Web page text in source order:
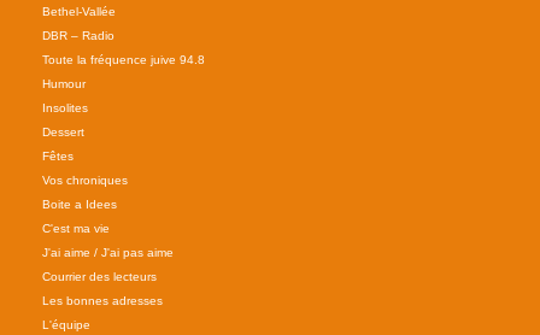
Bethel-Vallée
DBR – Radio
Toute la fréquence juive 94.8
Humour
Insolites
Dessert
Fêtes
Vos chroniques
Boite a Idees
C'est ma vie
J'ai aime / J'ai pas aime
Courrier des lecteurs
Les bonnes adresses
L'équipe